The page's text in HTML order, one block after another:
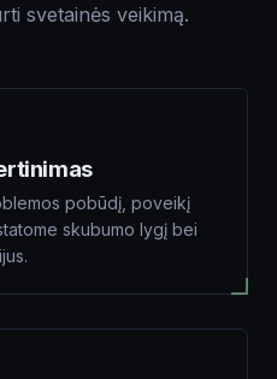
svetainės veikimą.
pobūdį, poveikį
skubumo lygį bei